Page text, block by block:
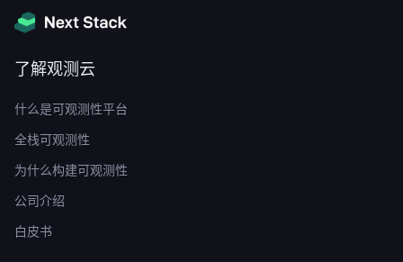
了解观测云
什么是可观测性平台
全栈可观测性
为什么构建可观测性
公司介绍
白皮书